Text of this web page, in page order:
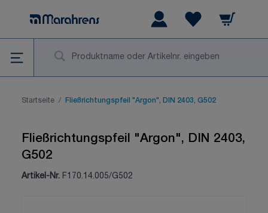
Warenkorb
Startseite / Fließrichtungspfeil "Argon", DIN 2403, G502
Fließrichtungspfeil "Argon", DIN 2403,
G502
Artikel-Nr. F170.14.005/G502